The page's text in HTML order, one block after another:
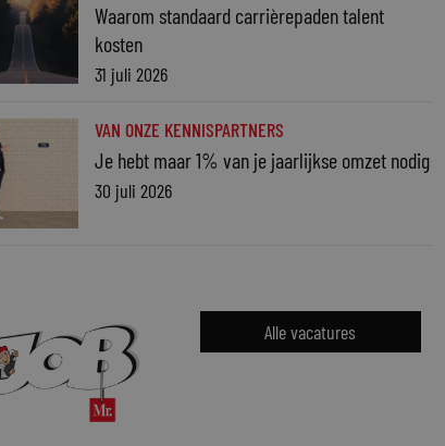
Waarom standaard carrièrepaden talent
kosten
31 juli 2026
VAN ONZE KENNISPARTNERS
Je hebt maar 1% van je jaarlijkse omzet nodig
30 juli 2026
Alle vacatures